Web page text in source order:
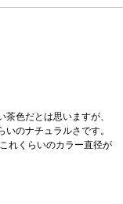
色だとは思いますが、
のナチュラルさです。
れくらいのカラー直径が